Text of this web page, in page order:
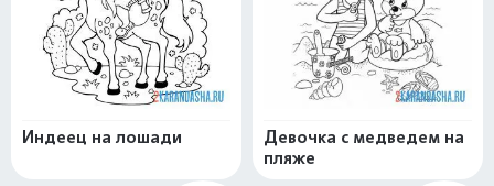
Индеец на лошади
Девочка с медведем на
пляже